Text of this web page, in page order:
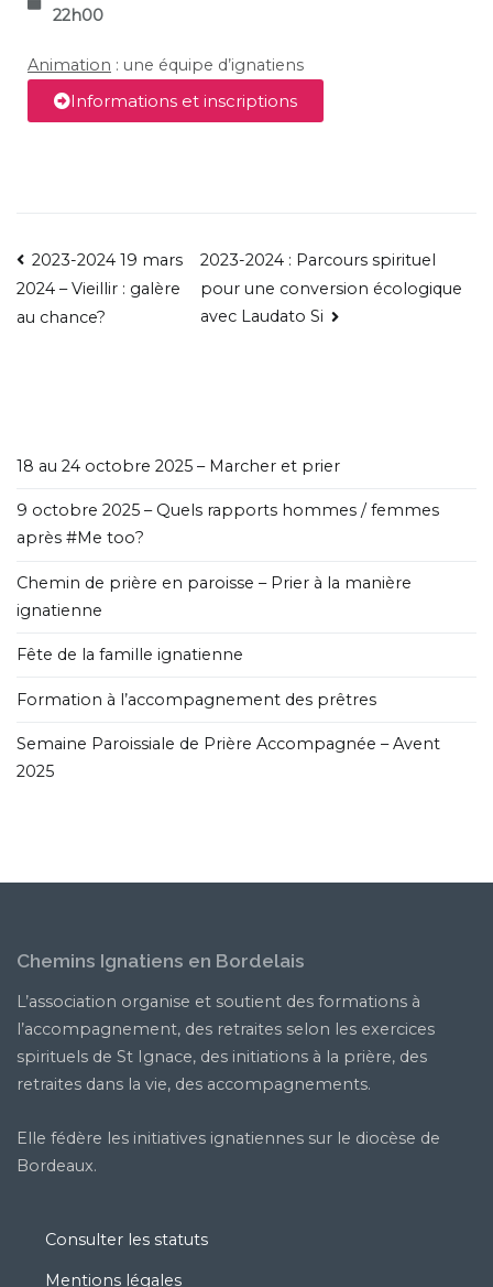
22h00
Animation : une équipe d’ignatiens
Informations et inscriptions
2023-2024 19 mars
2024 – Vieillir : galère
au chance?
2023-2024 : Parcours spirituel
pour une conversion écologique
avec Laudato Si
18 au 24 octobre 2025 – Marcher et prier
9 octobre 2025 – Quels rapports hommes / femmes
après #Me too?
Chemin de prière en paroisse – Prier à la manière
ignatienne
Fête de la famille ignatienne
Formation à l’accompagnement des prêtres
Semaine Paroissiale de Prière Accompagnée – Avent
2025
Chemins Ignatiens en Bordelais
L’association organise et soutient des formations à
l’accompagnement, des retraites selon les exercices
spirituels de St Ignace, des initiations à la prière, des
retraites dans la vie, des accompagnements.
Elle fédère les initiatives ignatiennes sur le diocèse de
Bordeaux.
Consulter les statuts
Mentions légales